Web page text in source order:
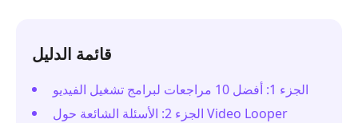
قائمة الدليل
الجزء 1: أفضل 10 مراجعات لبرامج تشغيل الفيديو
الجزء 2: الأسئلة الشائعة حول Video Looper